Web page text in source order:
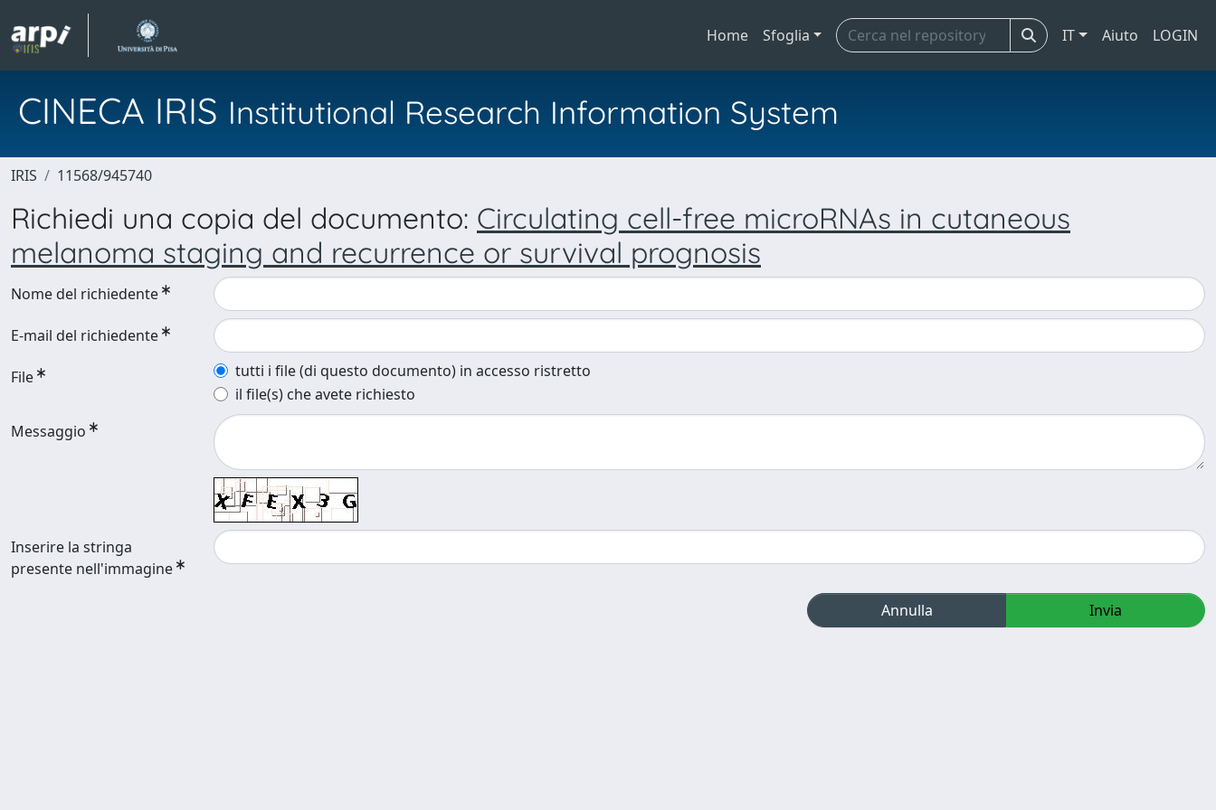
Home Sfoglia IT Aiuto LOGIN
CINECA IRIS Institutional Research Information System
IRIS 11568/945740
Richiedi una copia del documento: Circulating cell-free microRNAs in cutaneous
melanoma staging and recurrence or survival prognosis
Nome del richiedente
E-mail del richiedente
File
tutti i file (di questo documento) in accesso ristretto
il file(s) che avete richiesto
Messaggio
Inserire la stringa
presente nell'immagine
Annulla Invia